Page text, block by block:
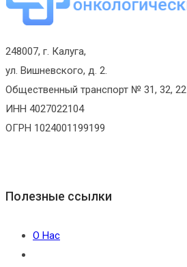
248007, г. Калуга,
ул. Вишневского, д. 2.
Общественный транспорт № 31, 32, 22
ИНН 4027022104
ОГРН 1024001199199
Полезные ссылки
О Нас